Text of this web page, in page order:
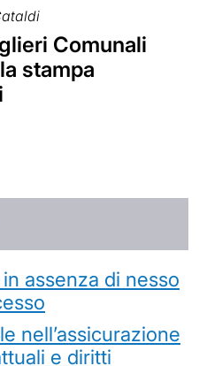
Comunali
stampa
assenza di nesso
nell’assicurazione
e diritti